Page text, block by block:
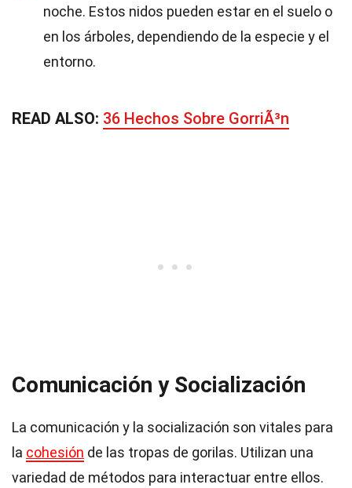
noche. Estos nidos pueden estar en el suelo o
en los árboles, dependiendo de la especie y el
entorno.
READ ALSO: 36 Hechos Sobre GorriÃ³n
Comunicación y Socialización
La comunicación y la socialización son vitales para
la cohesión de las tropas de gorilas. Utilizan una
variedad de métodos para interactuar entre ellos.